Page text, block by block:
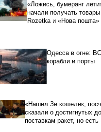
«Ложись, бумеранг
начали получать
Rozetka и «Нова пошта»
Одесса в огне:
корабли и порты
«Нашел Зе кошелек,
сказали о достигнутых
поставкам ракет, но